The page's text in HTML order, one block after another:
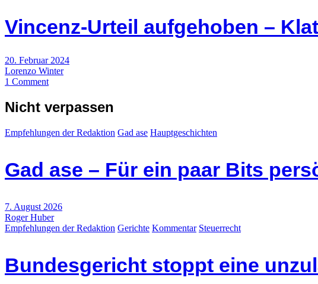
Vincenz-Urteil aufgehoben –
20. Februar 2024
Lorenzo Winter
1 Comment
Nicht verpassen
Empfehlungen der Redaktion Gad ase Hauptgeschichten
Gad ase – Für ein paar Bits
7. August 2026
Roger Huber
Empfehlungen der Redaktion Gerichte Kommentar Steuerrecht
Bundesgericht stoppt eine